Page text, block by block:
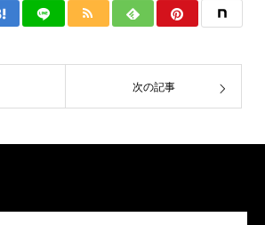
次の記事